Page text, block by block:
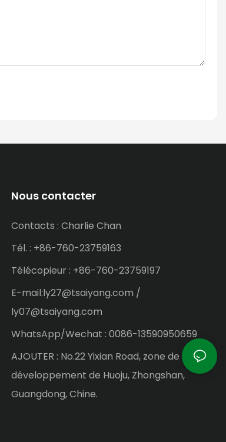
Nous contacter
Contacts : Charlie Chan
Tél. : +86-760-23759163
Télécopieur : +86-760-23759197
E-mail:ly27@tsaiyang.com /
ly07@tsaiyang.com
WhatsApp/Wechat : 0086-13590950659
AJOUTER : No.22 Yixian Road, zone de
développement de Huoju, Zhongshan,
Guangdong, Chine.